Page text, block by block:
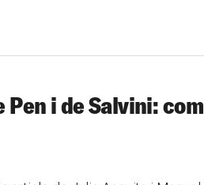
Pen i de Salvini: